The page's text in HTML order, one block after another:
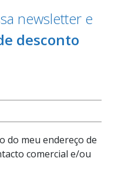
newsletter e
desconto
do meu endereço de
comercial e/ou